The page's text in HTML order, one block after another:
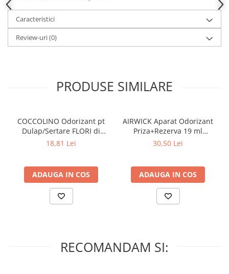
– A se pastra la temperaturi intre 5-30 grade Celsius.
– Nu expuneti la lumina directa a soarelui!
Caracteristici
Review-uri(0)
PRODUSE SIMILARE
COCCOLINO Odorizant pt
Dulap/Sertare FLORI di
PRIMAVERA 3 buc
18,81 Lei
ADAUGA IN COS
AIRWICK Aparat Odorizant
Priza+Rezerva 19 ml
Sparkling Rose & Raspberry
30,50 Lei
ADAUGA IN COS
RECOMANDAM SI: